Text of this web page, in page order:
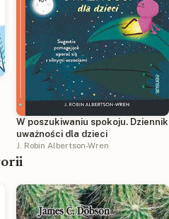
W poszukiwaniu spokoju. Dziennik
uważności dla dzieci
J. Robin Albertson-Wren